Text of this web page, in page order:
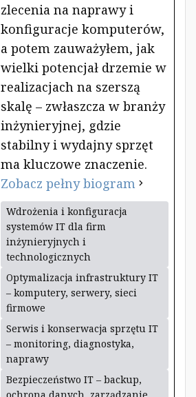
zlecenia na naprawy i
konfiguracje komputerów,
a potem zauważyłem, jak
wielki potencjał drzemie w
realizacjach na szerszą
skalę – zwłaszcza w branży
inżynieryjnej, gdzie
stabilny i wydajny sprzęt
ma kluczowe znaczenie.
Zobacz pełny biogram
Wdrożenia i konfiguracja
systemów IT dla firm
inżynieryjnych i
technologicznych
Optymalizacja infrastruktury IT
– komputery, serwery, sieci
firmowe
Serwis i konserwacja sprzętu IT
– monitoring, diagnostyka,
naprawy
Bezpieczeństwo IT – backup,